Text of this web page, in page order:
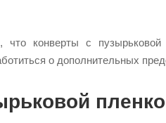
конверты с
о дополнительных